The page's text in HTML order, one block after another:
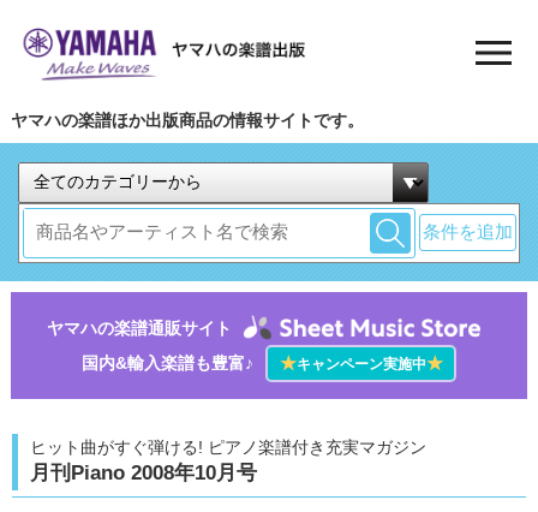
ヤマハの楽譜ほか出版商品の情報サイトです。
条件を追加
ヤマハの楽譜通販サイト
国内&輸入楽譜も豊富♪
★キャンペーン実施中★
ヒット曲がすぐ弾ける! ピアノ楽譜付き充実マガジン
月刊Piano 2008年10月号